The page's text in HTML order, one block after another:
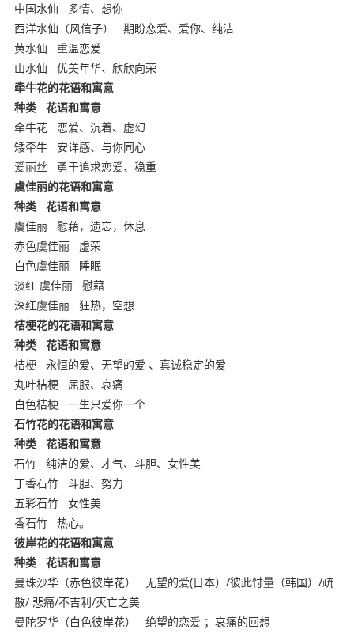
中国水仙
多情、想你
西洋水仙（风信子）
期盼恋爱、爱你、纯洁
黄水仙
重温恋爱
山水仙
优美年华、欣欣向荣
牵牛花的花语和寓意
种类
花语和寓意
牵牛花
恋爱、沉着、虚幻
矮牵牛
安详感、与你同心
爱丽丝
勇于追求恋爱、稳重
虞佳丽的花语和寓意
种类
花语和寓意
虞佳丽
慰藉，遗忘，休息
赤色虞佳丽
虚荣
白色虞佳丽
睡眠
淡红 虞佳丽
慰藉
深红虞佳丽
狂热，空想
桔梗花的花语和寓意
种类
花语和寓意
桔梗
永恒的爱、无望的爱 、真诚稳定的爱
丸叶桔梗
屈服、哀痛
白色桔梗
一生只爱你一个
石竹花的花语和寓意
种类
花语和寓意
石竹
纯洁的爱、才气、斗胆、女性美
丁香石竹
斗胆、努力
五彩石竹
女性美
香石竹
热心。
彼岸花的花语和寓意
种类
花语和寓意
曼珠沙华（赤色彼岸花）
无望的爱(日本）/彼此忖量（韩国）/疏
散/ 悲痛/不吉利/灭亡之美
曼陀罗华（白色彼岸花）
绝望的恋爱 ；哀痛的回想